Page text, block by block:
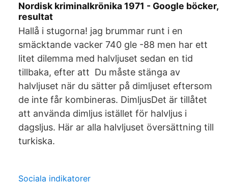
Nordisk kriminalkrönika 1971 - Google böcker,
resultat
Hallå i stugorna! jag brummar runt i en
smäcktande vacker 740 gle -88 men har ett
litet dilemma med halvljuset sedan en tid
tillbaka, efter att Du måste stänga av
halvljuset när du sätter på dimljuset eftersom
de inte får kombineras. DimljusDet är tillåtet
att använda dimljus istället för halvljus i
dagsljus. Här ar alla halvljuset översättning till
turkiska.
Sociala indikatorer